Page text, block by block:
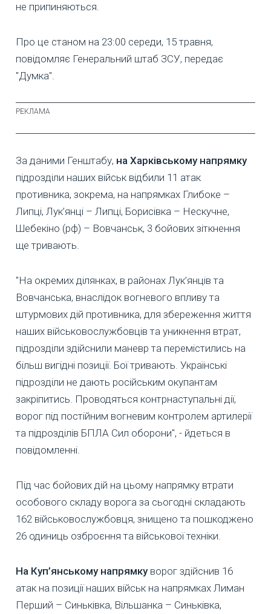
не припиняються.
Про це станом на 23:00 середи, 15 травня,
повідомляє Генеральний штаб ЗСУ, передає
"Думка".
За даними Генштабу, на Харківському напрямку
підрозділи наших військ відбили 11 атак
противника, зокрема, на напрямках Глибоке –
Липці, Лук’янці – Липці, Борисівка – Нескучне,
Шебекіно (рф) – Вовчанськ, 3 бойових зіткнення
ще тривають.
"На окремих ділянках, в районах Лук’янців та
Вовчанська, внаслідок вогневого впливу та
штурмових дій противника, для збереження життя
наших військовослужбовців та уникнення втрат,
підрозділи здійснили маневр та перемістились на
більш вигідні позиції. Бої тривають. Українські
підрозділи не дають російським окупантам
закріпитись. Проводяться контрнаступальні дії,
ворог під постійним вогневим контролем артилерії
та підрозділів БПЛА Сил оборони", - йдеться в
повідомленні.
Під час бойових дій на цьому напрямку втрати
особового складу ворога за сьогодні складають
162 військовослужбовця, знищено та пошкоджено
26 одиниць озброєння та військової техніки.
На Куп’янському напрямкуворог здійснив 16
атак на позиції наших військ на напрямках Лиман
Перший – Синьківка, Вільшанка – Синьківка,